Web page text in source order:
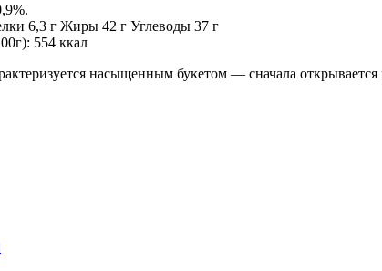
6,3 г Жиры 42 г Углеводы 37 г
554 ккал
насыщенным букетом — сначала